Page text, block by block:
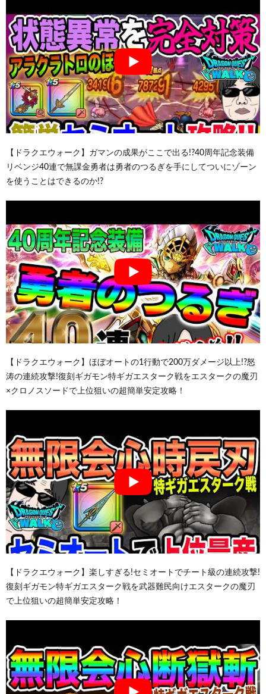
【ドラクエウォーク】ガマンの成果がここで出る!?40周年記念装備
リベンジ40連で無課金勇者は勇者のつるぎを手にしてついにゾーン
を使うことはできるのか!?
【ドラクエウォーク】ほぼオートの1行動で200万ダメージ以上!?怒
涛の連続攻撃!復刻ギガモン特ギガエスターク戦をエスタークの魔刃
×クロノスソードで上位狙いの超簡単安定攻略！
【ドラクエウォーク】楽しすぎる!セミオートでチート級の連続攻撃!
復刻ギガモン特ギガエスターク戦を武器難民向けエスタークの魔刃
で上位狙いの超簡単安定攻略！